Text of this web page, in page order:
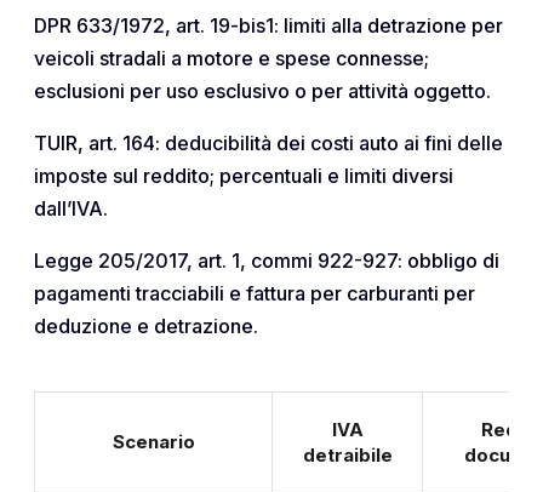
DPR 633/1972, art. 19-bis1: limiti alla detrazione per
veicoli stradali a motore e spese connesse;
esclusioni per uso esclusivo o per attività oggetto.
TUIR, art. 164: deducibilità dei costi auto ai fini delle
imposte sul reddito; percentuali e limiti diversi
dall’IVA.
Legge 205/2017, art. 1, commi 922-927: obbligo di
pagamenti tracciabili e fattura per carburanti per
deduzione e detrazione.
Scenario
IVA
detraibile